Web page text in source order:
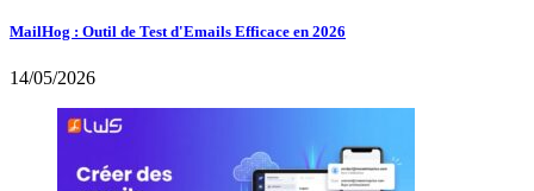
MailHog : Outil de Test d'Emails Efficace en 2026
14/05/2026